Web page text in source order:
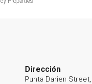
Dirección
Punta Darien